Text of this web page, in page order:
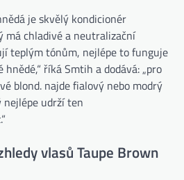
je skvělý kondicionér
chladivé a neutralizační
teplým tónům, nejlépe to funguje
říká Smtih a dodává: „pro
blond. najde fialový nebo modrý
udrží ten
vlasů Taupe Brown